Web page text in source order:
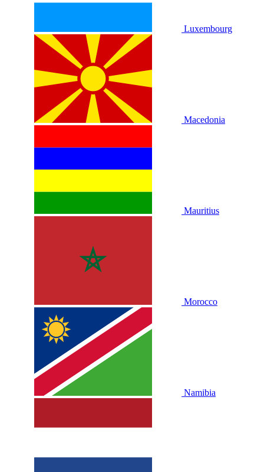
Luxembourg
Macedonia
Mauritius
Morocco
Namibia